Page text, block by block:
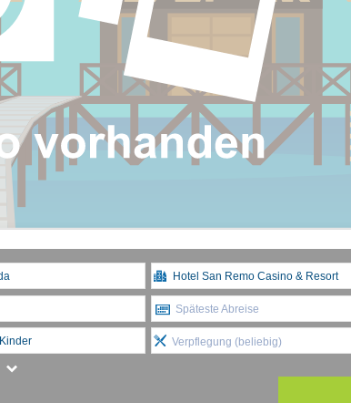
Späteste Abreise
Verpflegung (beliebig)